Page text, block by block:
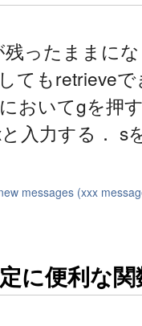
ったままに
てもretrieve
おいてgを押
入力する． s
に便利な関